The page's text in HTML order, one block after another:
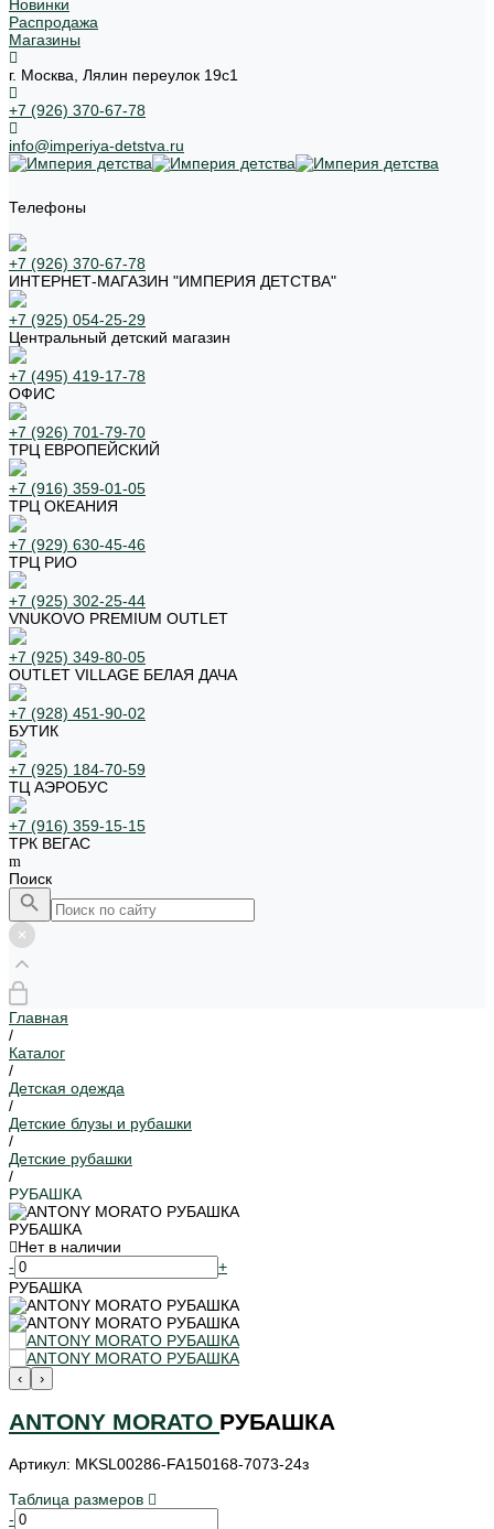
Новинки
Распродажа
Магазины
г. Москва, Лялин переулок 19с1
+7 (926) 370-67-78
info@imperiya-detstva.ru
Телефоны
+7 (926) 370-67-78
ИНТЕРНЕТ-МАГАЗИН "ИМПЕРИЯ ДЕТСТВА"
+7 (925) 054-25-29
Центральный детский магазин
+7 (495) 419-17-78
ОФИС
+7 (926) 701-79-70
ТРЦ ЕВРОПЕЙСКИЙ
+7 (916) 359-01-05
ТРЦ ОКЕАНИЯ
+7 (929) 630-45-46
ТРЦ РИО
+7 (925) 302-25-44
VNUKOVO PREMIUM OUTLET
+7 (925) 349-80-05
OUTLET VILLAGE БЕЛАЯ ДАЧА
+7 (928) 451-90-02
БУТИК
+7 (925) 184-70-59
ТЦ АЭРОБУС
+7 (916) 359-15-15
ТРК ВЕГАС
Поиск
Главная
/
Каталог
/
Детская одежда
/
Детские блузы и рубашки
/
Детские рубашки
/
РУБАШКА
РУБАШКА
Нет в наличии
-
+
РУБАШКА
‹ ›
ANTONY MORATO РУБАШКА
Артикул: MKSL00286-FA150168-7073-24з
Таблица размеров
-